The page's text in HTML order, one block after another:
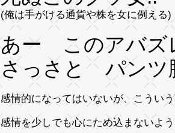
(俺は手がける通貨や株を女に例える
あー このアバズ
さっさと パンツ
感情的になってはいないが、こうい
感情を少しでも心にため込まないよ